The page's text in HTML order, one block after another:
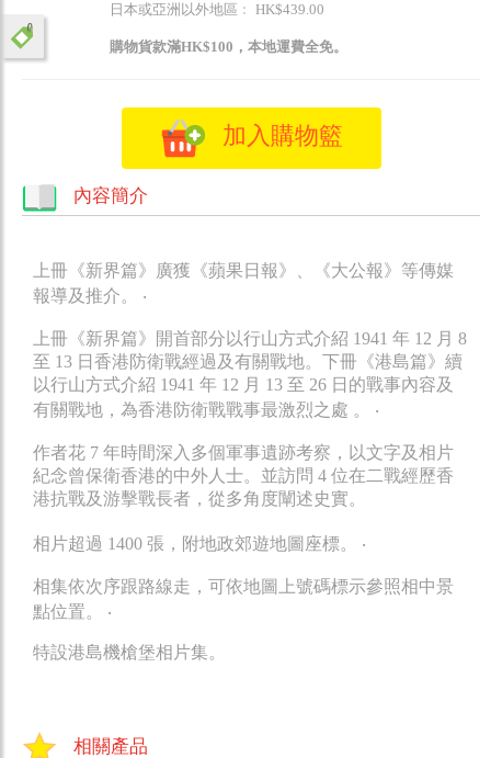
日本或亞洲以外地區﹕ HK$439.00
購物貨款滿HK$100，本地運費全免。
加入購物籃
內容簡介
上冊《新界篇》廣獲《蘋果日報》、《大公報》等傳媒
報導及推介。 ‧
上冊《新界篇》開首部分以行山方式介紹 1941 年 12 月 8
至 13 日香港防衛戰經過及有關戰地。下冊《港島篇》續
以行山方式介紹 1941 年 12 月 13 至 26 日的戰事內容及
有關戰地，為香港防衛戰戰事最激烈之處 。 ‧
作者花 7 年時間深入多個軍事遺跡考察，以文字及相片
紀念曾保衛香港的中外人士。並訪問 4 位在二戰經歷香
港抗戰及游擊戰長者，從多角度闡述史實。
相片超過 1400 張，附地政郊遊地圖座標。 ‧
相集依次序跟路線走，可依地圖上號碼標示參照相中景
點位置。 ‧
特設港島機槍堡相片集。
相關產品